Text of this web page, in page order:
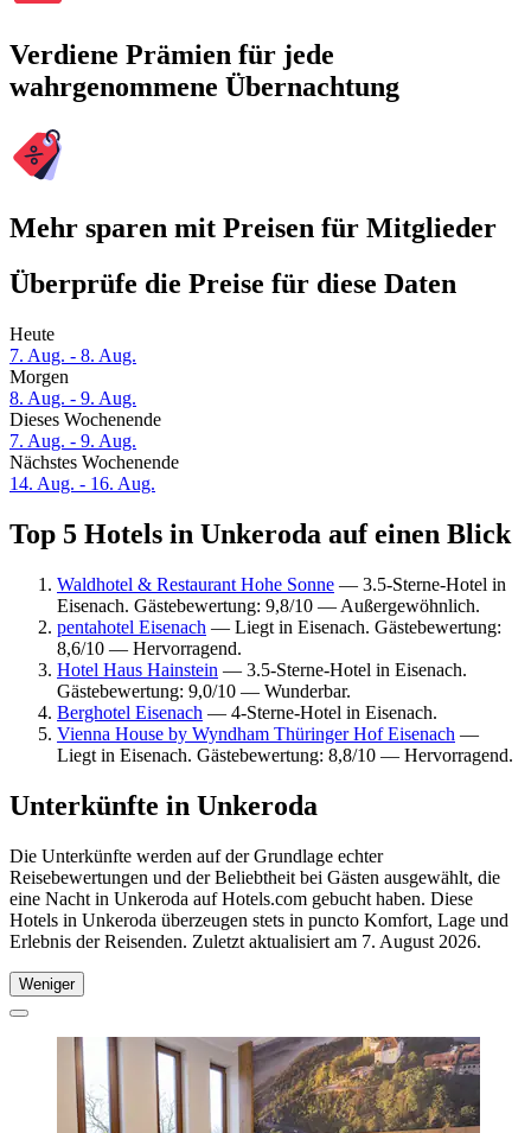
Verdiene Prämien für jede
wahrgenommene Übernachtung
Mehr sparen mit Preisen für Mitglieder
Überprüfe die Preise für diese Daten
Heute
7. Aug. - 8. Aug.
Morgen
8. Aug. - 9. Aug.
Dieses Wochenende
7. Aug. - 9. Aug.
Nächstes Wochenende
14. Aug. - 16. Aug.
Top 5 Hotels in Unkeroda auf einen Blick
Waldhotel & Restaurant Hohe Sonne — 3.5-Sterne-Hotel in
Eisenach. Gästebewertung: 9,8/10 — Außergewöhnlich.
pentahotel Eisenach — Liegt in Eisenach. Gästebewertung:
8,6/10 — Hervorragend.
Hotel Haus Hainstein — 3.5-Sterne-Hotel in Eisenach.
Gästebewertung: 9,0/10 — Wunderbar.
Berghotel Eisenach — 4-Sterne-Hotel in Eisenach.
Vienna House by Wyndham Thüringer Hof Eisenach —
Liegt in Eisenach. Gästebewertung: 8,8/10 — Hervorragend.
Unterkünfte in Unkeroda
Die Unterkünfte werden auf der Grundlage echter
Reisebewertungen und der Beliebtheit bei Gästen ausgewählt, die
eine Nacht in Unkeroda auf Hotels.com gebucht haben. Diese
Hotels in Unkeroda überzeugen stets in puncto Komfort, Lage und
Erlebnis der Reisenden. Zuletzt aktualisiert am 7. August 2026.
Weniger